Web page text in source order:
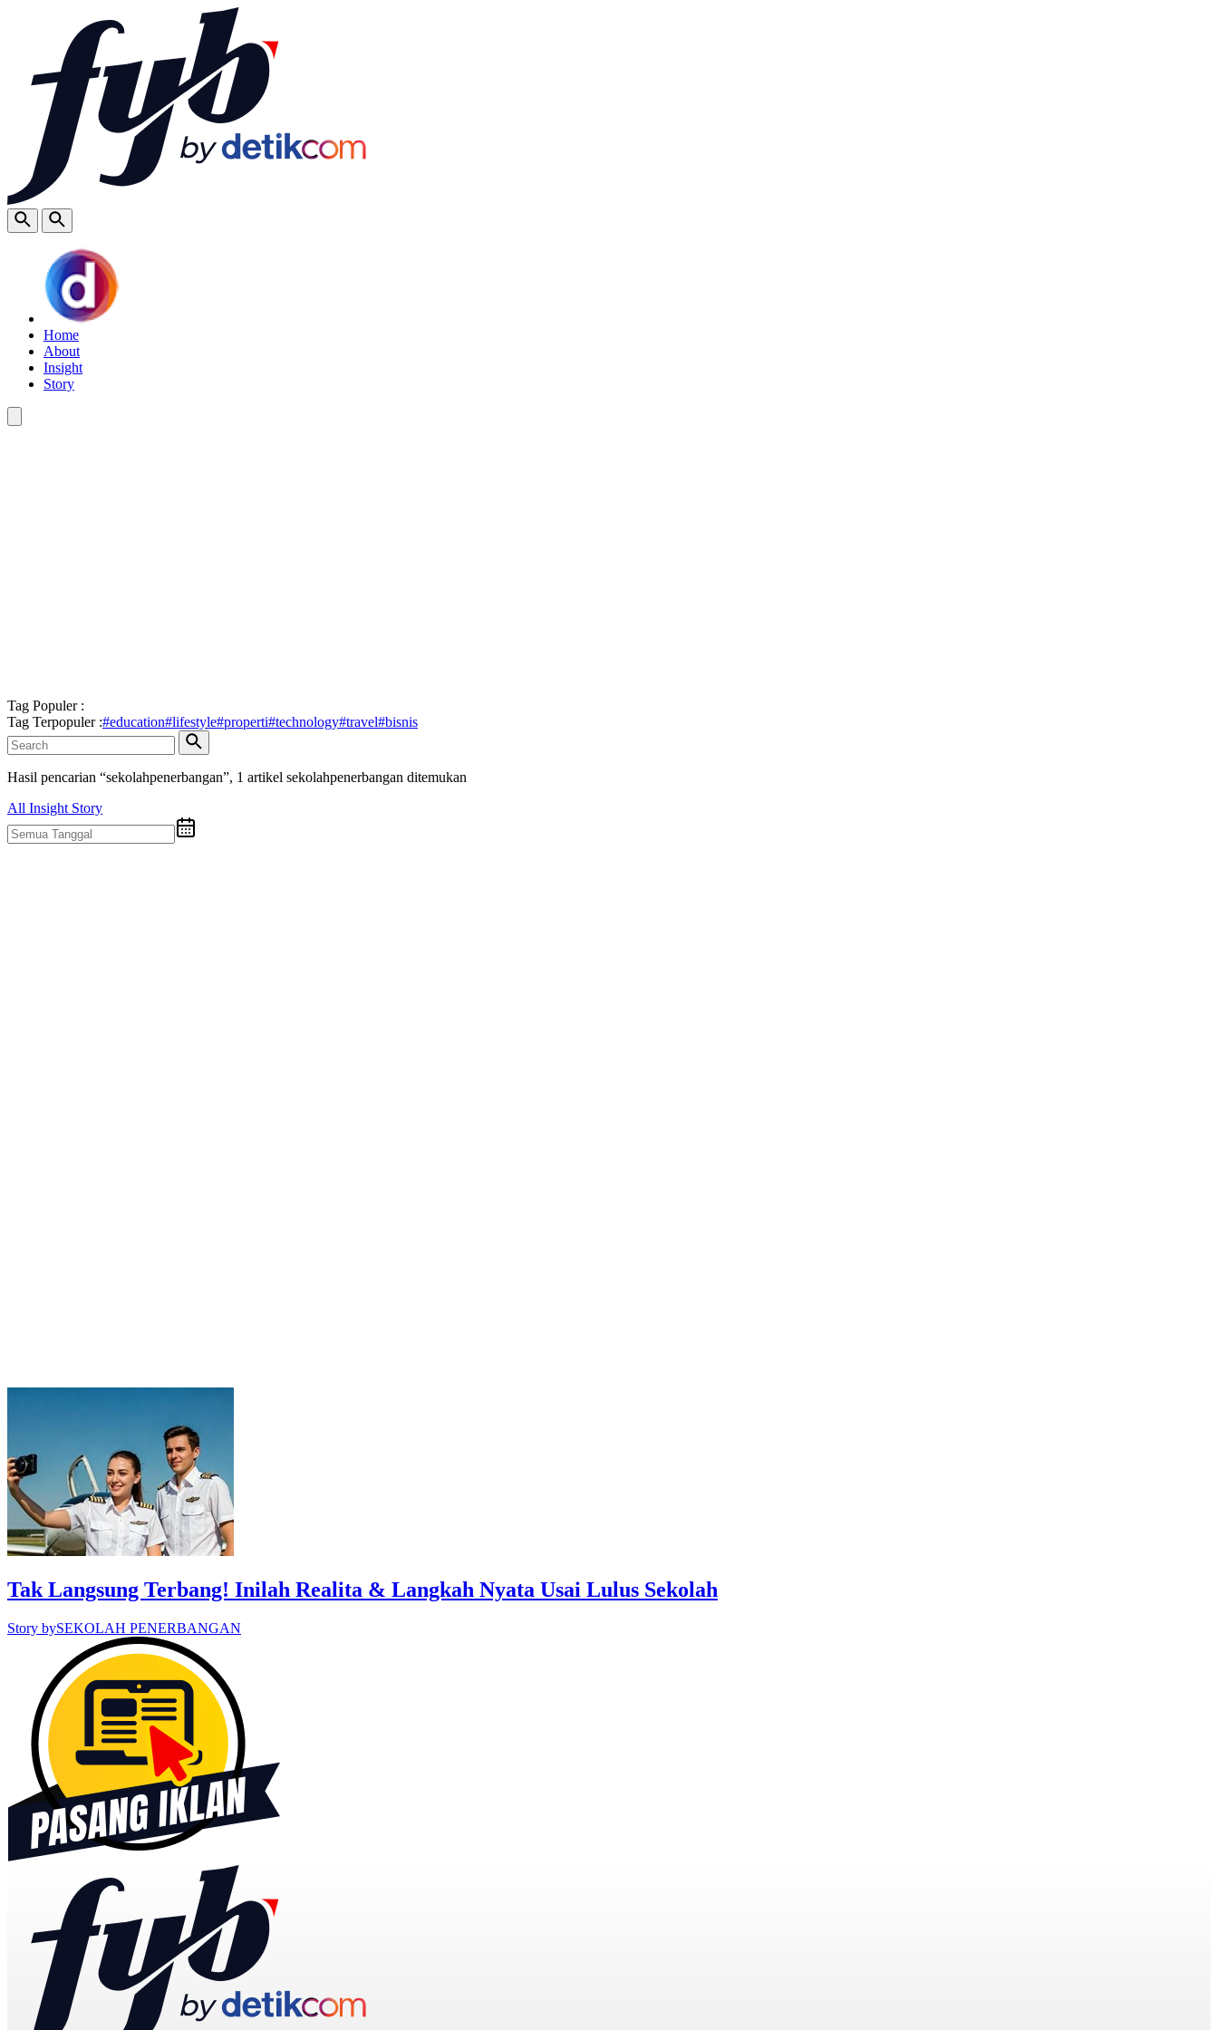
Home
About
Insight
Story
Tag Populer :
Tag Terpopuler :#education#lifestyle#properti#technology#travel#bisnis
Hasil pencarian “sekolahpenerbangan”, 1 artikel sekolahpenerbangan ditemukan
All Insight Story
Tak Langsung Terbang! Inilah Realita & Langkah Nyata Usai Lulus Sekolah
Story bySEKOLAH PENERBANGAN